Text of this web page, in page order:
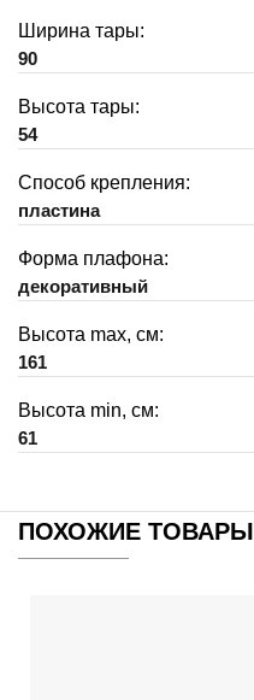
Ширина тары:
90
Высота тары:
54
Способ крепления:
пластина
Форма плафона:
декоративный
Высота max, см:
161
Высота min, см:
61
ПОХОЖИЕ ТОВАРЫ